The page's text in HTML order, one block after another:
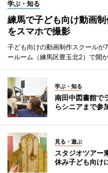
学ぶ・知る
練馬で子ども向け動画
をスマホで撮影
子ども向けの動画制作スクールが
ールーム（練馬区豊玉北2）で開か
学ぶ・知る
南田中図書館で
らシニアまで参
見る・遊ぶ
スタジオツア
休み子ども向け